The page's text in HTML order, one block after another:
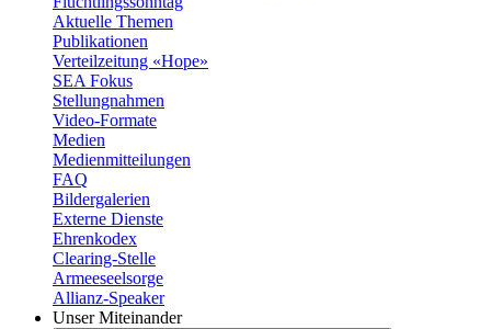
Aktuelle Themen
Publikationen
Verteilzeitung «Hope»
SEA Fokus
Stellungnahmen
Video-Formate
Medien
Medienmitteilungen
FAQ
Bildergalerien
Externe Dienste
Ehrenkodex
Clearing-Stelle
Armeeseelsorge
Allianz-Speaker
Unser Miteinander